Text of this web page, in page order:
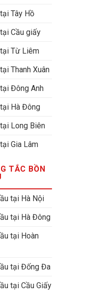
Tây Hồ
Cầu giấy
Từ Liêm
Thanh Xuân
Đông Anh
Hà Đông
Long Biên
Gia Lâm
TẮC BỒN
tại Hà Nội
tại Hà Đông
tại Hoàn
tại Đống Đa
tại Cầu Giấy